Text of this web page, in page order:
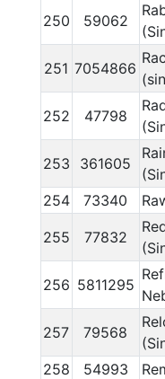
250 59062
251 7054866
252 47798
253 361605
254 73340
255 77832
256 5811295
257 79568
258 54993